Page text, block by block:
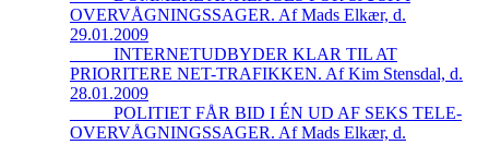
OVERVÅGNINGSSAGER. Af Mads Elkær, d.
29.01.2009
_____INTERNETUDBYDER KLAR TIL AT
PRIORITERE NET-TRAFIKKEN. Af Kim Stensdal, d.
28.01.2009
_____POLITIET FÅR BID I ÉN UD AF SEKS TELE-
OVERVÅGNINGSSAGER. Af Mads Elkær, d.